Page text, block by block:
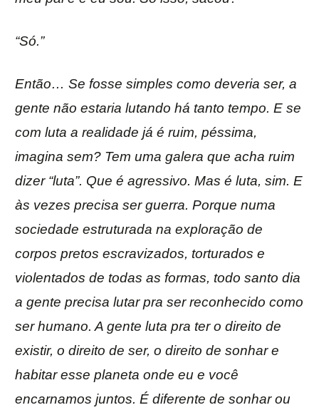
“Só.”
Então… Se fosse simples como deveria ser, a
gente não estaria lutando há tanto tempo. E se
com luta a realidade já é ruim, péssima,
imagina sem? Tem uma galera que acha ruim
dizer “luta”. Que é agressivo. Mas é luta, sim. E
às vezes precisa ser guerra. Porque numa
sociedade estruturada na exploração de
corpos pretos escravizados, torturados e
violentados de todas as formas, todo santo dia
a gente precisa lutar pra ser reconhecido como
ser humano. A gente luta pra ter o direito de
existir, o direito de ser, o direito de sonhar e
habitar esse planeta onde eu e você
encarnamos juntos. É diferente de sonhar ou